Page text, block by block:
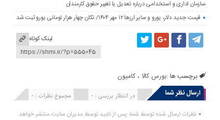
سازمان اداری و استخدامی درباره تعدیل یا تغییر حقوق کارمندان
قیمت جدید دلار، یورو و سایر ارزها ۱۲ مهر ۱۴۰۴/ تکان چهار هزار تومانی یورو ثبت شد
لینک کوتاه
برچسب ها :بورس كالا ،کامیون
ارسال نظر شما
مجموع نظرات : 0 در انتظار بررسی : 0 انتشار یافته : 0
نظرات ارسال شده توسط شما، پس از تایید توسط مدیران سایت منتشر خواهد